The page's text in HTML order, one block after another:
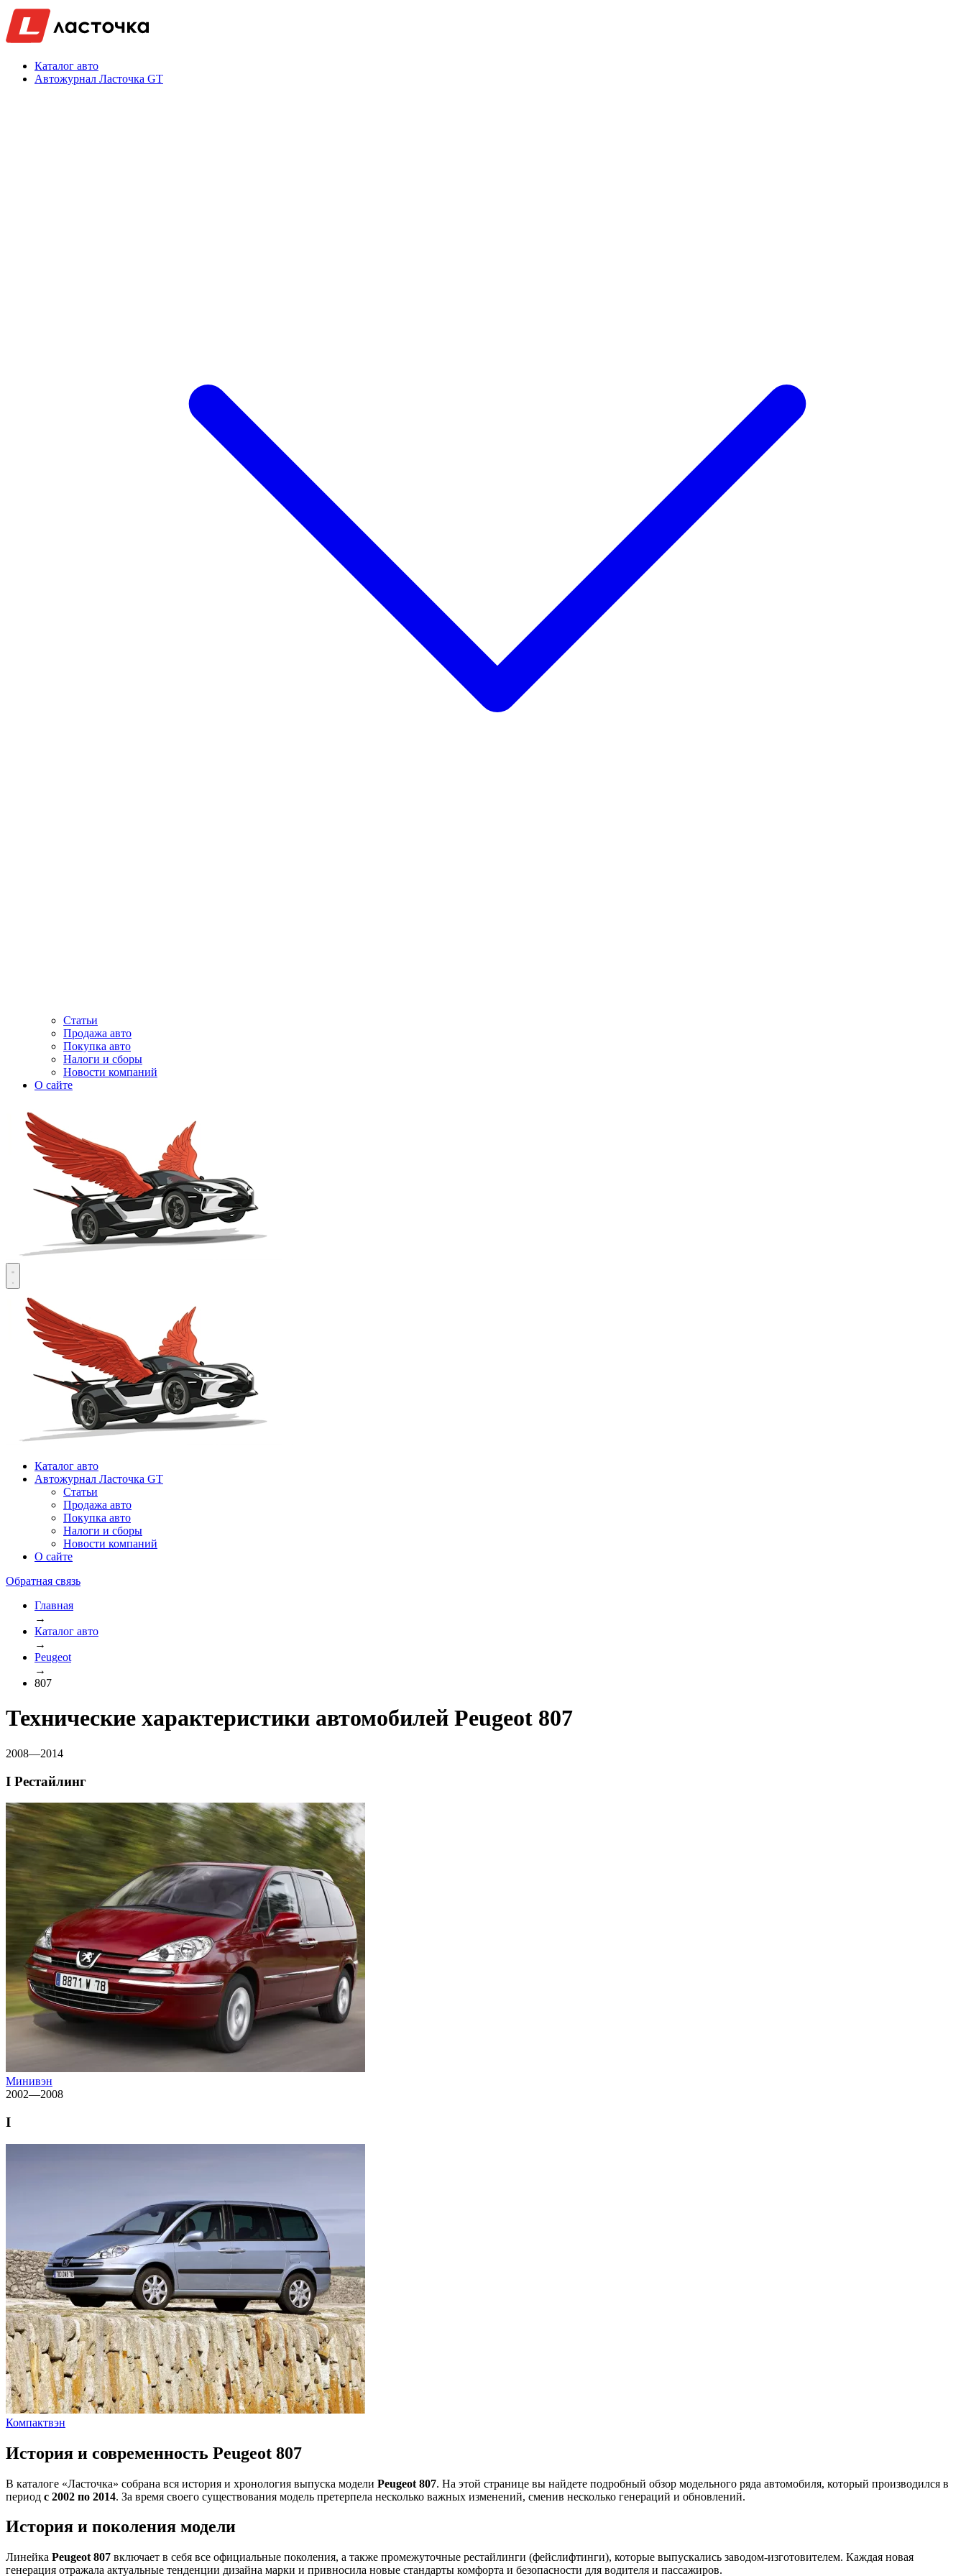
Каталог авто
Автожурнал Ласточка GT
Статьи
Продажа авто
Покупка авто
Налоги и сборы
Новости компаний
О сайте
Каталог авто
Автожурнал Ласточка GT
Статьи
Продажа авто
Покупка авто
Налоги и сборы
Новости компаний
О сайте
Обратная связь
Главная
→
Каталог авто
→
Peugeot
→
807
Технические характеристики автомобилей Peugeot 807
2008—2014
I Рестайлинг
Минивэн
2002—2008
I
Компактвэн
История и современность Peugeot 807
В каталоге «Ласточка» собрана вся история и хронология выпуска модели Peugeot 807. На этой странице вы найдете подробный обзор модельного ряда автомобиля, который производился в
период с 2002 по 2014. За время своего существования модель претерпела несколько важных изменений, сменив несколько генераций и обновлений.
История и поколения модели
Линейка Peugeot 807 включает в себя все официальные поколения, а также промежуточные рестайлинги (фейслифтинги), которые выпускались заводом-изготовителем. Каждая новая
генерация отражала актуальные тенденции дизайна марки и привносила новые стандарты комфорта и безопасности для водителя и пассажиров.